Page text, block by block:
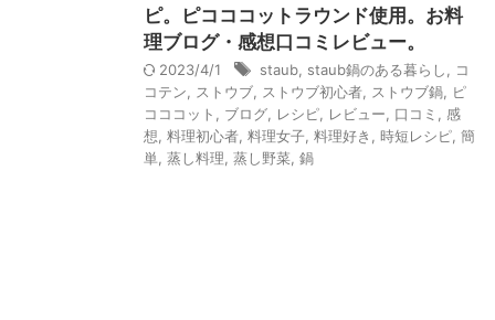
ピ。ピコココットラウンド使用。お料
理ブログ・感想口コミレビュー。
2023/4/1 staub staub鍋のある暮らし
コ
コテン
ストウブ ストウブ初心者 ストウブ鍋
ピ
コココット
ブログ レシピ レビュー 口コミ
感
想 料理初心者 料理女子 料理好き 時短レシピ 簡
単 蒸し料理 蒸し野菜 鍋